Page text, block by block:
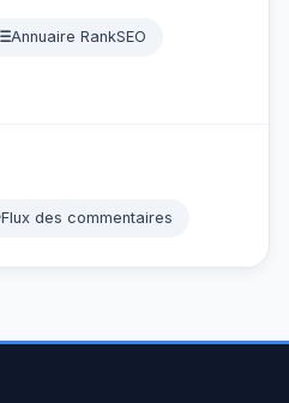
Annuaire RankSEO
Flux des commentaires